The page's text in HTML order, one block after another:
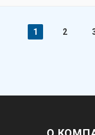
1 2